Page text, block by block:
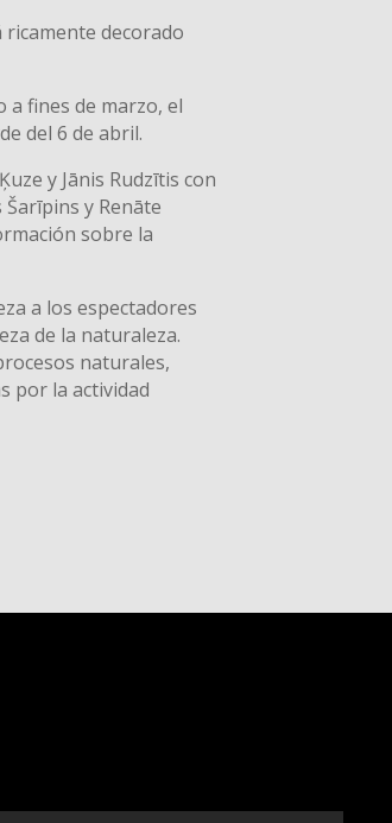
ricamente decorado
a fines de marzo, el
del 6 de abril.
y Jānis Rudzītis con
y Renāte
sobre la
a los espectadores
de la naturaleza.
naturales,
por la actividad